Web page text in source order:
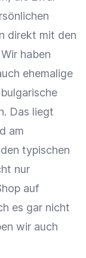
direkt mit den
haben
ehemalige
Das liegt
am
typischen
nur
auf
es gar nicht
wir auch